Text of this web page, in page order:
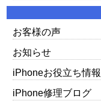
お客様の声
お知らせ
iPhoneお役立ち情報
iPhone修理ブログ